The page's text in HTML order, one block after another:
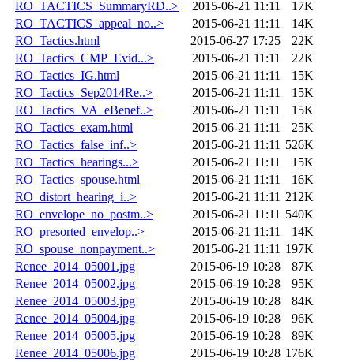
RO_TACTICS_SummaryRD..> 2015-06-21 11:11
17K
RO_TACTICS_appeal_no..>
2015-06-21 11:11
14K
RO_Tactics.html
2015-06-27 17:25
22K
RO_Tactics_CMP_Evid...>
2015-06-21 11:11
22K
RO_Tactics_IG.html
2015-06-21 11:11
15K
RO_Tactics_Sep2014Re..>
2015-06-21 11:11
15K
RO_Tactics_VA_eBenef..>
2015-06-21 11:11
15K
RO_Tactics_exam.html
2015-06-21 11:11
25K
RO_Tactics_false_inf..>
2015-06-21 11:11 526K
RO_Tactics_hearings...>
2015-06-21 11:11
15K
RO_Tactics_spouse.html
2015-06-21 11:11
16K
RO_distort_hearing_i..>
2015-06-21 11:11 212K
RO_envelope_no_postm..>
2015-06-21 11:11 540K
RO_presorted_envelop..>
2015-06-21 11:11
14K
RO_spouse_nonpayment..>
2015-06-21 11:11 197K
Renee_2014_05001.jpg
2015-06-19 10:28
87K
Renee_2014_05002.jpg
2015-06-19 10:28
95K
Renee_2014_05003.jpg
2015-06-19 10:28
84K
Renee_2014_05004.jpg
2015-06-19 10:28
96K
Renee_2014_05005.jpg
2015-06-19 10:28
89K
Renee_2014_05006.jpg
2015-06-19 10:28 176K